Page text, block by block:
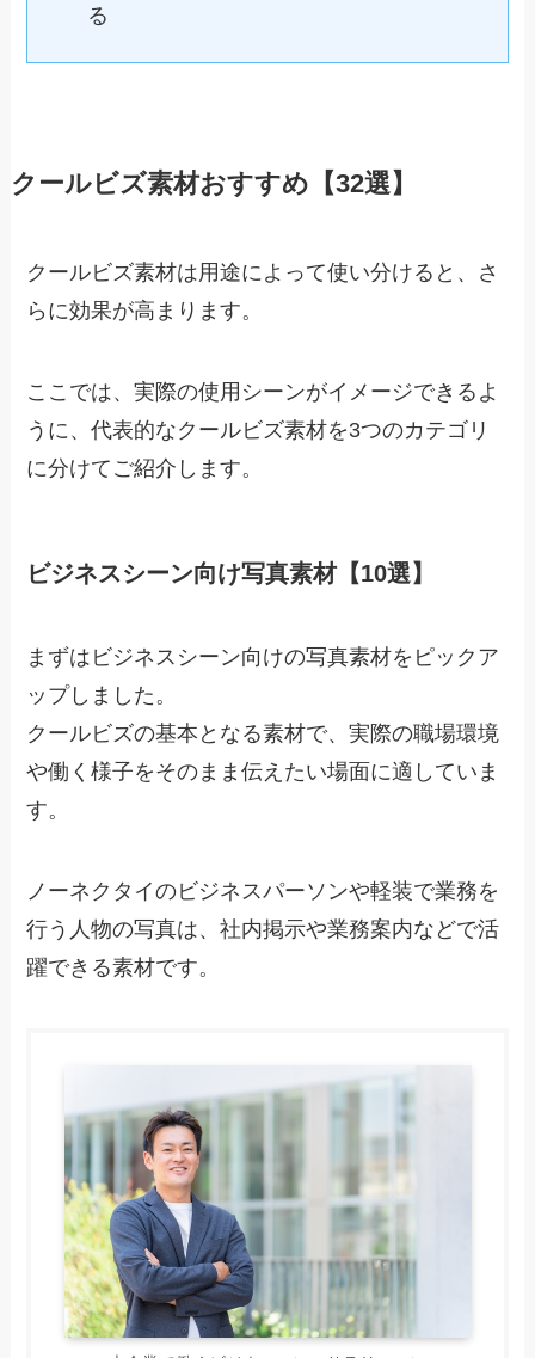
る
クールビズ素材おすすめ【32選】
クールビズ素材は用途によって使い分けると、さ
らに効果が高まります。
ここでは、実際の使用シーンがイメージできるよ
うに、代表的なクールビズ素材を3つのカテゴリ
に分けてご紹介します。
ビジネスシーン向け写真素材【10選】
まずはビジネスシーン向けの写真素材をピックア
ップしました。
クールビズの基本となる素材で、実際の職場環境
や働く様子をそのまま伝えたい場面に適していま
す。
ノーネクタイのビジネスパーソンや軽装で業務を
行う人物の写真は、社内掲示や業務案内などで活
躍できる素材です。